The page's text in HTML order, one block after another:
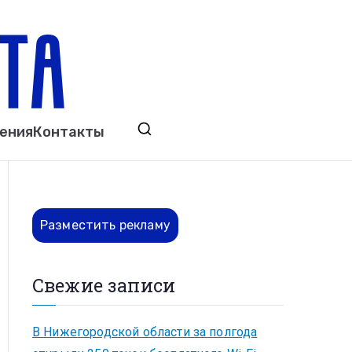
Выкса. Муром. Кулебаки. Навашино,
Контакты
Разместить рекламу
Свежие записи
В Нижегородской области за полгода